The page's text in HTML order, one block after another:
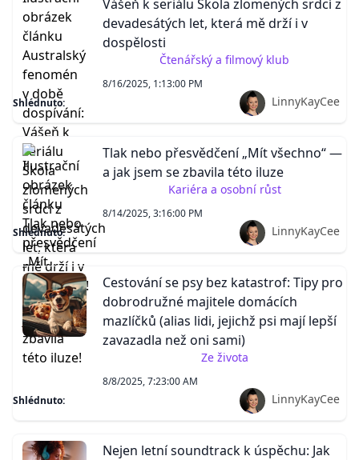
Vášeň k seriálu Škola zlomených srdcí z
devadesátých let, která mě drží i v
dospělosti
Čtenářský a filmový klub
8/16/2025, 1:13:00 PM
Shlédnuto:
LinnyKayCee
Tlak nebo přesvědčení „Mít všechno“ —
a jak jsem se zbavila této iluze
Kariéra a osobní růst
8/14/2025, 3:16:00 PM
Shlédnuto:
LinnyKayCee
Cestování se psy bez katastrof: Tipy pro
dobrodružné majitele domácích
mazlíčků (alias lidi, jejichž psi mají lepší
zavazadla než oni sami)
Ze života
8/8/2025, 7:23:00 AM
Shlédnuto:
LinnyKayCee
Nejen letní soundtrack k úspěchu: Jak